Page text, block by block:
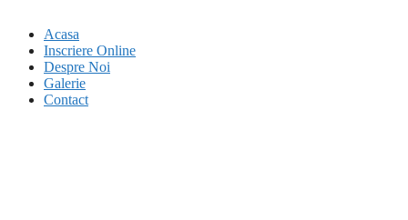
Acasa
Inscriere Online
Despre Noi
Galerie
Contact